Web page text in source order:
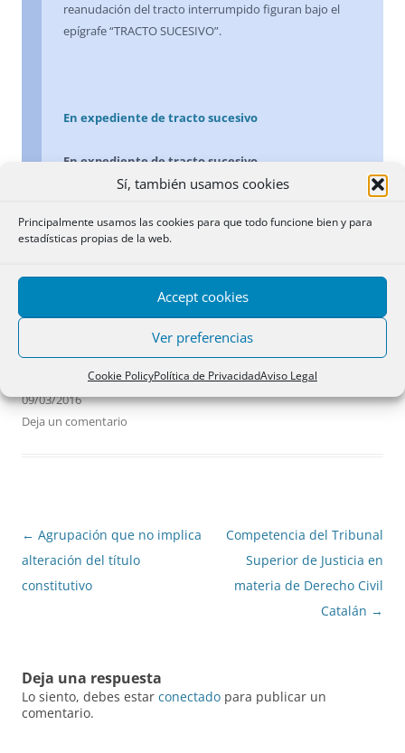
Sí, también usamos cookies
Principalmente usamos las cookies para que todo funcione bien y para
estadísticas propias de la web.
Accept cookies
Ver preferencias
Cookie PolicyPolítica de PrivacidadAviso Legal
reanudación del tracto interrumpido figuran bajo el
epígrafe “TRACTO SUCESIVO”.
En expediente de tracto sucesivo
En expediente de tracto sucesivo
inscrito un expediente de tracto sucesivo y,
posteriormente, se presenta otro en el que atribuye la
SUCESIVO. Expediente de reanudación”
09/03/2016
Deja un comentario
Navegación
de
entradas
← Agrupación que no implica
alteración del título
constitutivo
Competencia del Tribunal
Superior de Justicia en
materia de Derecho Civil
Catalán →
Deja una respuesta
Lo siento, debes estar conectado para publicar un
comentario.